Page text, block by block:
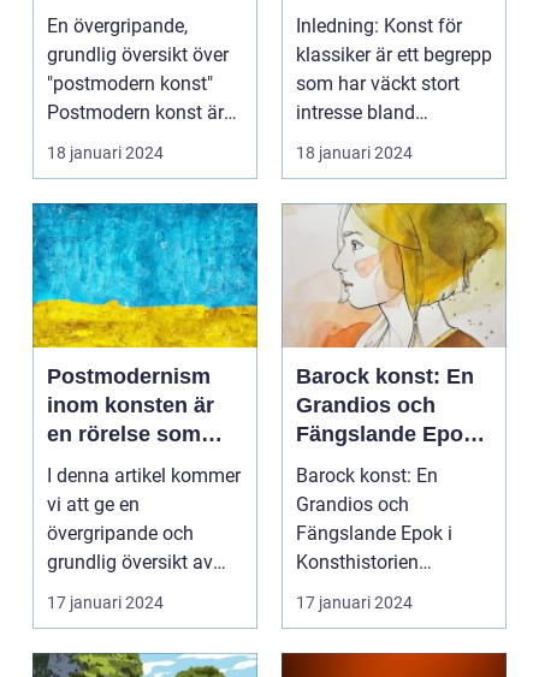
Konstvärldens Nya
Horisonter
En övergripande,
grundlig översikt över
"postmodern konst"
Postmodern konst är
en konstnärlig rörel...
18 januari 2024
analys av tidlös
skönhet
Inledning: Konst för
klassiker är ett begrepp
som har väckt stort
intresse bland
konstälskare världe...
18 januari 2024
Postmodernism
inom konsten är
en rörelse som
uppstod under
andra hälften av
1900-talet och som
utmanar
traditionella
konventioner och
normer
I denna artikel kommer
vi att ge en
övergripande och
grundlig översikt av
postmodernistisk
konst och...
17 januari 2024
Barock konst: En
Grandios och
Fängslande Epok i
Konsthistorien
Barock konst: En
Grandios och
Fängslande Epok i
Konsthistorien
Introduktion: ...
17 januari 2024